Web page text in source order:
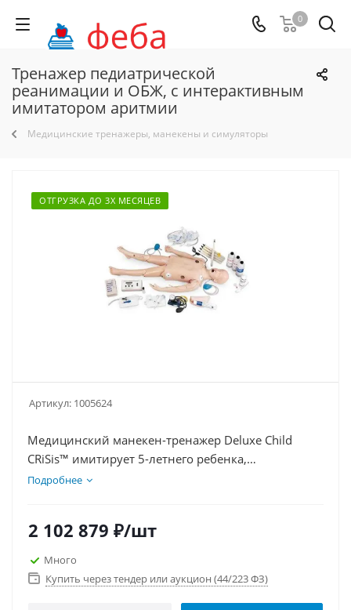
0
Тренажер педиатрической
реанимации и ОБЖ, с интерактивным
имитатором аритмии
Медицинские тренажеры, манекены и симуляторы
ОТГРУЗКА ДО 3Х МЕСЯЦЕВ
Артикул: 1005624
Медицинский манекен-тренажер Deluxe Child
CRiSis™ имитирует 5-летнего ребенка,
предназначен для обучения интенсивной
ритмов и возможность кардиоверсии.
Оборудован подвижной шеей и челюстью,
полным набором суставов, обеспечивает
реалистичные условия для тренировок.
Подробнее
2 102 879 ₽/шт
Много
Купить через тендер или аукцион (44/223 ФЗ)